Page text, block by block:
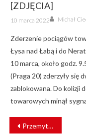
[ZDJĘCIA]
Posted
on
10 marca 2022 Author
Michał
Zderzenie pociągów
Łysa nad Łabą i do
10 marca, około godz.
(Praga 20) zderzyły się
zablokowana. Do kolizji
towarowych minął
NAWIGACJA
WPISU
Przemyt papierosów w kolejowych cysternach